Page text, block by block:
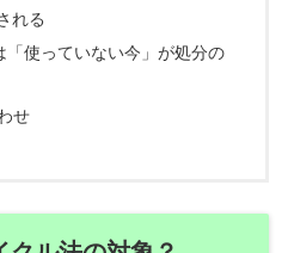
れる
使っていない今」が処分の
せ